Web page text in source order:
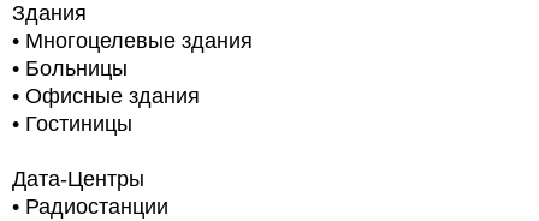
Здания
• Многоцелевые здания
• Больницы
• Офисные здания
• Гостиницы
Дата-Центры
• Радиостанции